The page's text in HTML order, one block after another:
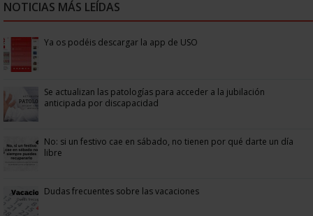
NOTICIAS MÁS LEÍDAS
Ya os podéis descargar la app de USO
Se actualizan las patologías para acceder a la jubilación
anticipada por discapacidad
No: si un festivo cae en sábado, no tienen por qué darte un día
libre
Dudas frecuentes sobre las vacaciones